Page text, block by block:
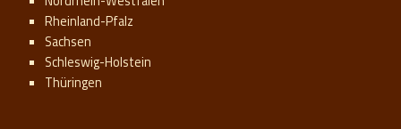
Rheinland-Pfalz
Sachsen
Schleswig-Holstein
Thüringen